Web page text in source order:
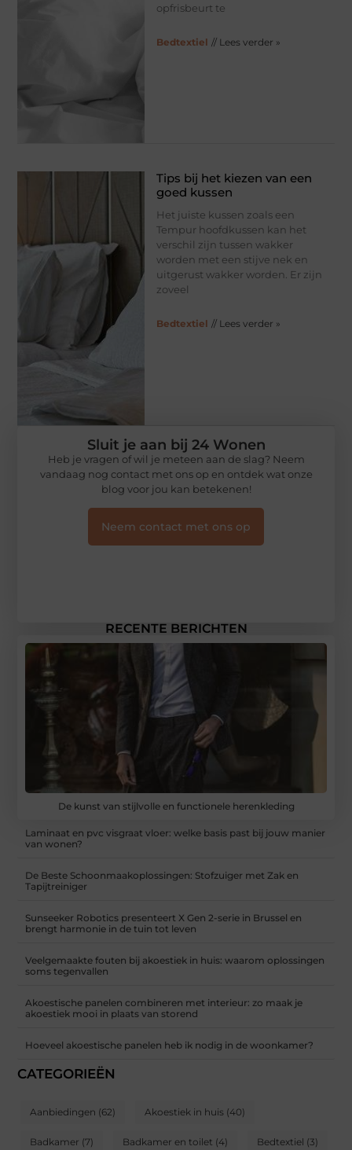
opfrisbeurt te
Bedtextiel // Lees verder »
Tips bij het kiezen van een
goed kussen
Het juiste kussen zoals een
Tempur hoofdkussen kan het
verschil zijn tussen wakker
worden met een stijve nek en
uitgerust wakker worden. Er zijn
zoveel
Bedtextiel // Lees verder »
RECENTE BERICHTEN
De kunst van stijlvolle en functionele herenkleding
Laminaat en pvc visgraat vloer: welke basis past bij jouw manier
van wonen?
De Beste Schoonmaakoplossingen: Stofzuiger met Zak en
Tapijtreiniger
Sunseeker Robotics presenteert X Gen 2-serie in Brussel en
brengt harmonie in de tuin tot leven
Veelgemaakte fouten bij akoestiek in huis: waarom oplossingen
soms tegenvallen
Akoestische panelen combineren met interieur: zo maak je
akoestiek mooi in plaats van storend
Hoeveel akoestische panelen heb ik nodig in de woonkamer?
CATEGORIEËN
Aanbiedingen (62) Akoestiek in huis (40)
Badkamer (7) Badkamer en toilet (4) Bedtextiel (3)
Sluit je aan bij 24 Wonen
Heb je vragen of wil je meteen aan de slag? Neem
vandaag nog contact met ons op en ontdek wat onze
blog voor jou kan betekenen!
Neem contact met ons op